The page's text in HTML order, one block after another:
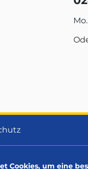
Cookies, um eine